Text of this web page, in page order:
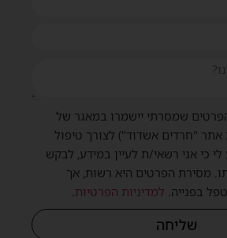
שמסרתי יישמרו במאגר של
"חרדים אשדוד") לצורך טיפול
כי אני רשאי/ת לעיין במידע, לבקש
מסירת הפרטים היא רשות, אך
בפנייה.למדיניות הפרטיות.
שליחה